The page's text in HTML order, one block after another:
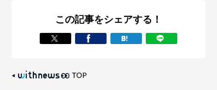
この記事をシェアする！